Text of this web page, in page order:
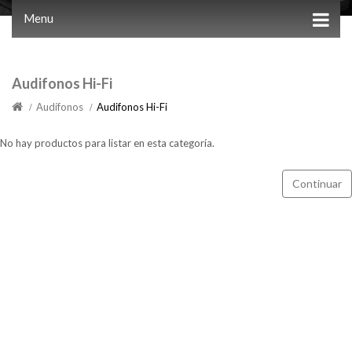
Menu
Audifonos Hi-Fi
Audífonos Audifonos Hi-Fi
No hay productos para listar en esta categoría.
Continuar